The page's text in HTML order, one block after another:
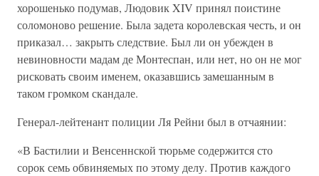
хорошенько подумав, Людовик XIV принял поистине
соломоново решение. Была задета королевская честь, и он
приказал… закрыть следствие. Был ли он убежден в
невиновности мадам де Монтеспан, или нет, но он не мог
рисковать своим именем, оказавшись замешанным в
таком громком скандале.
Генерал-лейтенант полиции Ля Рейни был в отчаянии:
«В Бастилии и Венсеннской тюрьме содержится сто
сорок семь обвиняемых по этому делу. Против каждого